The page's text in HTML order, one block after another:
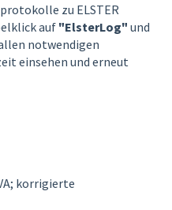
zu ELSTER
auf "ElsterLog" und
notwendigen
einsehen und erneut
korrigierte